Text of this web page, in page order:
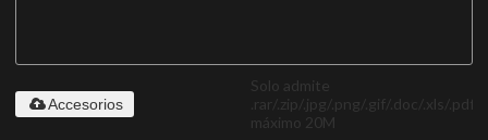
Solo admite
.rar/.zip/.jpg/.png/.gif/.doc/.xls/.pdf,
máximo 20M
Accesorios